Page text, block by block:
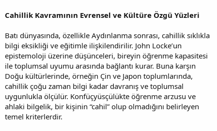
Cahillik Kavramının Evrensel ve Kültüre Özgü Yüzleri
Batı dünyasında, özellikle Aydınlanma sonrası, cahillik sıklıkla
bilgi eksikliği ve eğitimle ilişkilendirilir. John Locke’un
epistemoloji üzerine düşünceleri, bireyin öğrenme kapasitesi
ile toplumsal uyumu arasında bağlantı kurar. Buna karşın
Doğu kültürlerinde, örneğin Çin ve Japon toplumlarında,
cahillik çoğu zaman bilgi kadar davranış ve toplumsal
uygunlukla ölçülür. Konfüçyüsçülükte öğrenme arzusu ve
ahlaki bilgelik, bir kişinin “cahil” olup olmadığını belirleyen
temel kriterlerdir.